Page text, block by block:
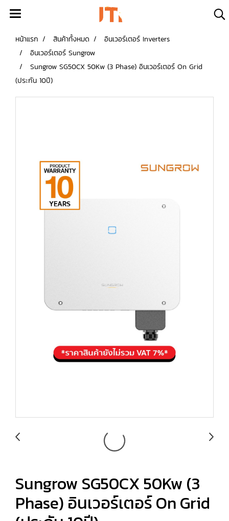
หน้าแรก สินค้าทั้งหมด
อินเวอร์เตอร์ Inverters
อินเวอร์เตอร์ Sungrow
Sungrow SG50CX 50Kw (3 Phase) อินเวอร์เตอร์ On Grid
(ประกัน 10ปี)
Sungrow SG50CX 50Kw (3
Phase) อินเวอร์เตอร์ On Grid